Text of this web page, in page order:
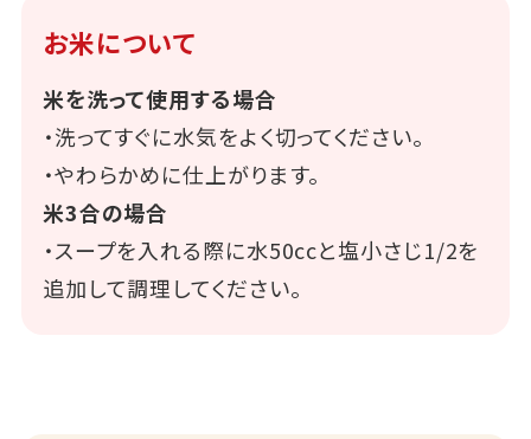
お米について
米を洗って使用する場合
・洗ってすぐに水気をよく切ってください。
・やわらかめに仕上がります。
米3合の場合
・スープを入れる際に水50ccと塩小さじ1/2を
追加して調理してください。